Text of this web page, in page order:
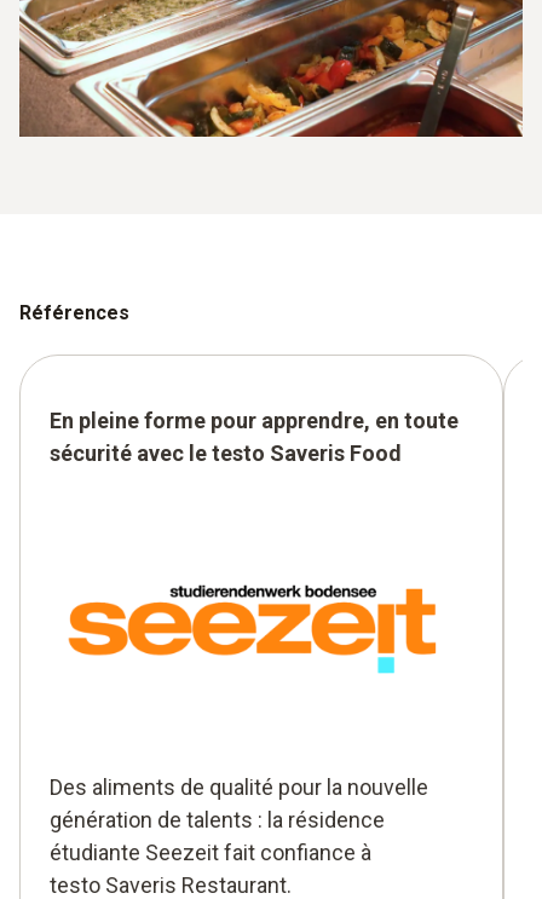
Références
En pleine forme pour apprendre, en toute
sécurité avec le testo Saveris Food
Des aliments de qualité pour la nouvelle
génération de talents : la résidence
étudiante Seezeit fait confiance à
testo Saveris Restaurant.